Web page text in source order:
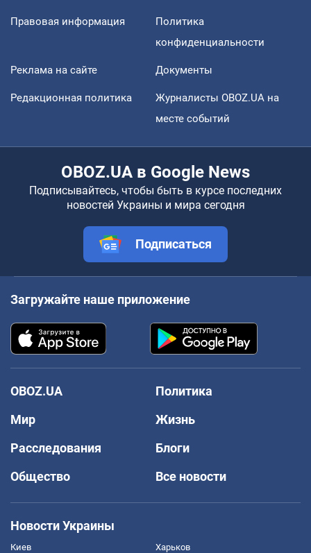
Правовая информация
Политика
конфиденциальности
Реклама на сайте Документы
Редакционная политика
Журналисты OBOZ.UA на
месте событий
OBOZ.UA в Google News
Подписывайтесь, чтобы быть в курсе последних
новостей Украины и мира сегодня
Подписаться
Загружайте наше приложение
OBOZ.UA
Политика
Мир
Жизнь
Расследования
Блоги
Общество
Все новости
Новости Украины
Киев Харьков